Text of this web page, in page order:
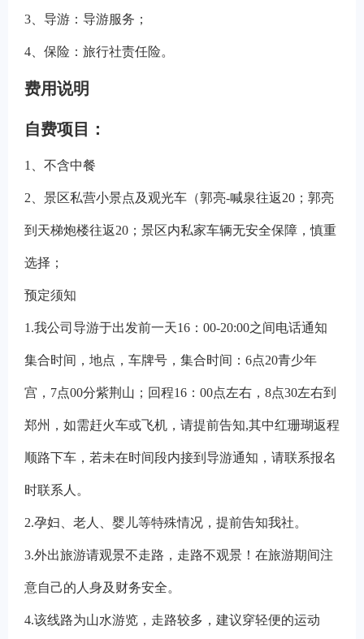
3 、导游：导游服务；
4 、保险：旅行社责任险。
费用说明
自费项目：
1 、不含中餐
2 、景区私营小景点及观光车（郭亮-喊泉往返20；郭亮
到天梯炮楼往返20；景区内私家车辆无安全保障，慎重
选择；
预定须知
1.我公司导游于出发前一天16：00-20:00之间电话通知
集合时间，地点，车牌号，集合时间：6点20青少年
宫，7点00分紫荆山；回程16：00点左右，8点30左右到
郑州，如需赶火车或飞机，请提前告知,其中红珊瑚返程
顺路下车，若未在时间段内接到导游通知，请联系报名
时联系人。
2.孕妇、老人、婴儿等特殊情况，提前告知我社。
3.外出旅游请观景不走路，走路不观景！在旅游期间注
意自己的人身及财务安全。
4.该线路为山水游览，走路较多，建议穿轻便的运动